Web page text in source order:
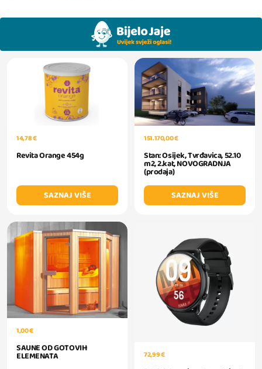
14,78 €
Revita Orange 454g
SAZNAJ VIŠE
151.170,00 €
Stan: Osijek, Tvrđavica, 52.10
m2, 2.kat, NOVOGRADNJA
(prodaja)
SAZNAJ VIŠE
1,00 €
SAUNE OD GOTOVIH
ELEMENATA 72,99 €